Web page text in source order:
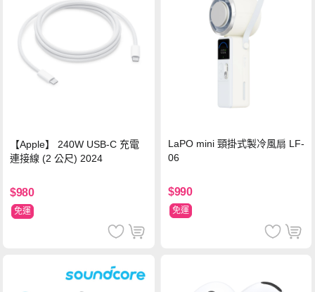
【Apple】 240W USB-C 充電
連接線 (2 公尺) 2024
$980
免運
LaPO mini 頸掛式製冷風扇 LF-
06
$990
免運